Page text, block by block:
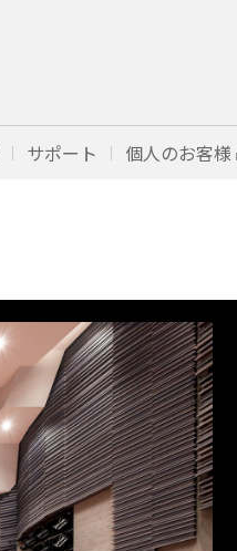
サポート 個人のお客様